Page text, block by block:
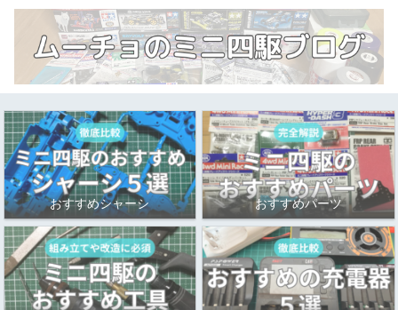
おすすめシャーシ おすすめパーツ